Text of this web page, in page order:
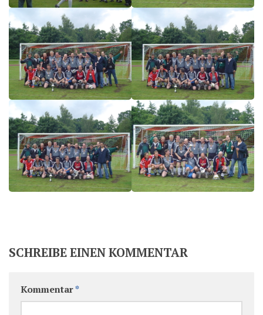
SCHREIBE EINEN KOMMENTAR
Kommentar*